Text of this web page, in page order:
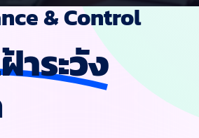
& Control
าระวัง